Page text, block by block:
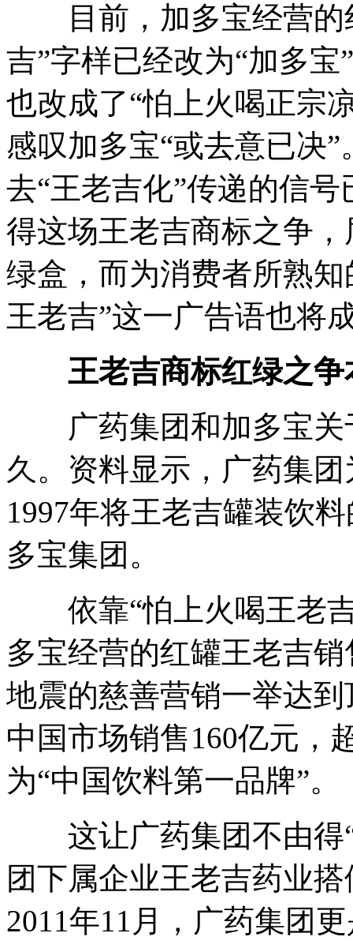
目前，加多宝经营的
吉”字样已经改为“加多
也改成了“怕上火喝正宗
感叹加多宝“或去意已决
去“王老吉化”传递的信
得这场王老吉商标之争
绿盒，而为消费者所熟
王老吉”这一广告语也将
王老吉商标红绿之
广药集团和加多宝关
久。资料显示，广药集
1997年将王老吉罐装饮
多宝集团。
依靠“怕上火喝王老吉
多宝经营的红罐王老吉
地震的慈善营销一举达
中国市场销售160亿元，
为“中国饮料第一品牌”。
这让广药集团不由得“
团下属企业王老吉药业
2011年11月，广药集团